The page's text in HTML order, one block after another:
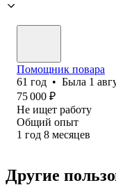
Помощник повара
61 год • Была 1
75 000 ₽
Не ищет работу
Общий опыт
1 год 8 месяцев
Другие